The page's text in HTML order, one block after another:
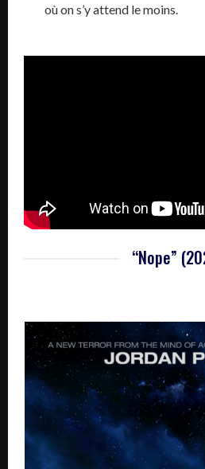
où on s’y attend le moins.
“Nope”